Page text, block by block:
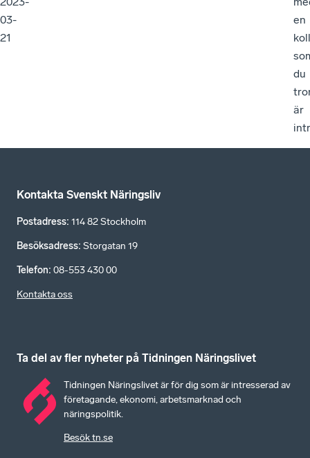
03-
21
en
du
är
Kontakta Svenskt Näringsliv
Postadress: 114 82 Stockholm
Besöksadress: Storgatan 19
Telefon: 08-553 430 00
Kontakta oss
Ta del av fler nyheter på Tidningen Näringslivet
Tidningen Näringslivet är för dig som är intresserad av
företagande, ekonomi, arbetsmarknad och
näringspolitik.
Besök tn.se